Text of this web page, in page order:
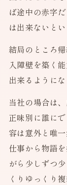
ば途中の赤字
は出来ないとい
結局のところ
入障壁を築く
出来るように
当社の場合は
正味別に誰に
容は意外と唯
仕事から物語
がら少しずつ
くりゆっくり